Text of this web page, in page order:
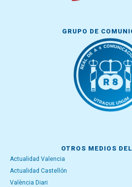
GRUPO DE
OTROS MEDIOS
Actualidad Valencia
Actualidad Castellón
València Diari